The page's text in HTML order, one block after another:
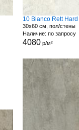
10 Bianco Rett Hard
30x60 см, пол/стены
Наличие: по запросу
4080р/м²